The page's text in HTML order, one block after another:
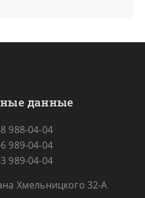
данные
988-04-04
989-04-04
989-04-04
Хмельницкого 32-А